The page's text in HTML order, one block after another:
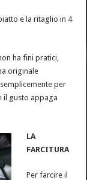
e la ritaglio in 4
ha fini pratici,
originale
per
il gusto appaga
LA
FARCITURA
Per farcire il